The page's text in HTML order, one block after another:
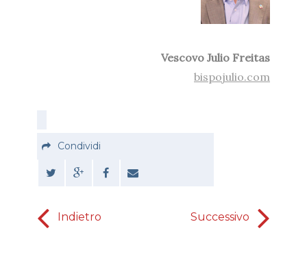
Vescovo Julio Freitas
bispojulio.com
Condividi
Indietro Successivo